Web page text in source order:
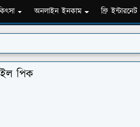
অনলাইন ইনকাম ফ্রি ইন্টারনেট
পিক